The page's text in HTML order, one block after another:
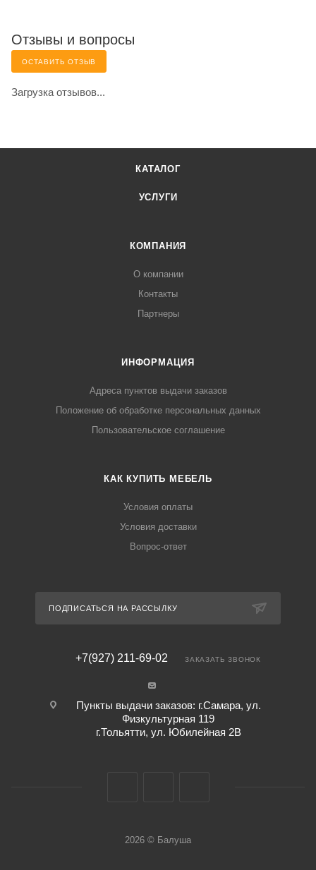
Отзывы и вопросы
ОСТАВИТЬ ОТЗЫВ
Загрузка отзывов...
КАТАЛОГ
УСЛУГИ
КОМПАНИЯ
О компании
Контакты
Партнеры
ИНФОРМАЦИЯ
Адреса пунктов выдачи заказов
Положение об обработке персональных данных
Пользовательское соглашение
КАК КУПИТЬ МЕБЕЛЬ
Условия оплаты
Условия доставки
Вопрос-ответ
ПОДПИСАТЬСЯ НА РАССЫЛКУ
+7(927) 211-69-02 ЗАКАЗАТЬ ЗВОНОК
Пункты выдачи заказов: г.Самара, ул.
Физкультурная 119
г.Тольятти, ул. Юбилейная 2В
2026 © Балуша